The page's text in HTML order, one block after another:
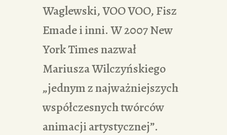
Waglewski, VOO VOO, Fisz
Emade i inni. W 2007 New
York Times nazwał
Mariusza Wilczyńskiego
„jednym z najważniejszych
współczesnych twórców
animacji artystycznej”.